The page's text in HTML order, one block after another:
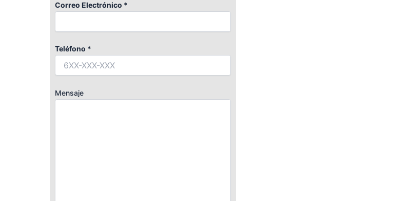
Correo Electrónico *
Teléfono *
Mensaje